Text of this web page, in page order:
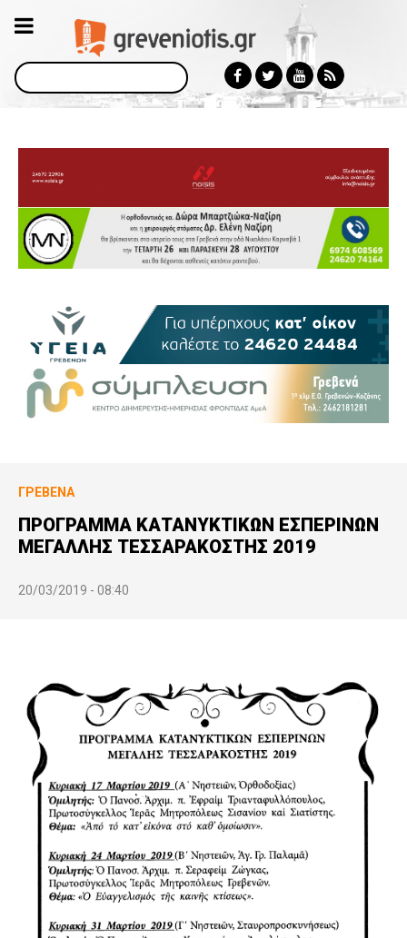
Αναζήτηση
ΓΡΕΒΕΝΆ
ΠΡΟΓΡΑΜΜΑ ΚΑΤΑΝΥΚΤΙΚΩΝ ΕΣΠΕΡΙΝΩΝ
ΜΕΓΑΛΛΗΣ ΤΕΣΣΑΡΑΚΟΣΤΗΣ 2019
20/03/2019 - 08:40